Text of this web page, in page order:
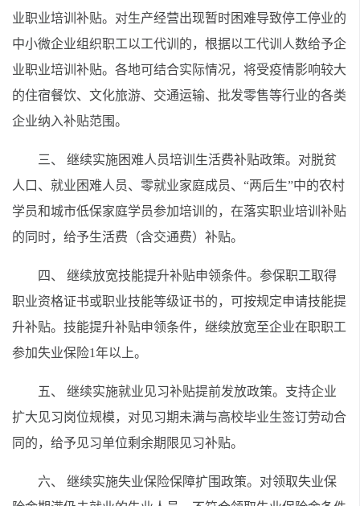
业职业培训补贴。对生产经营出现暂时困难导致停工停业的
中小微企业组织职工以工代训的，根据以工代训人数给予企
业职业培训补贴。各地可结合实际情况，将受疫情影响较大
的住宿餐饮、文化旅游、交通运输、批发零售等行业的各类
企业纳入补贴范围。
三、 继续实施困难人员培训生活费补贴政策。对脱贫
人口、就业困难人员、零就业家庭成员、“两后生”中的农村
学员和城市低保家庭学员参加培训的，在落实职业培训补贴
的同时，给予生活费（含交通费）补贴。
四、 继续放宽技能提升补贴申领条件。参保职工取得
职业资格证书或职业技能等级证书的，可按规定申请技能提
升补贴。技能提升补贴申领条件，继续放宽至企业在职职工
参加失业保险1年以上。
五、 继续实施就业见习补贴提前发放政策。支持企业
扩大见习岗位规模，对见习期未满与高校毕业生签订劳动合
同的，给予见习单位剩余期限见习补贴。
六、 继续实施失业保险保障扩围政策。对领取失业保